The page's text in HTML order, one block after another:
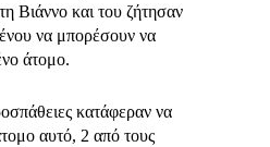
Βιάννο και του ζήτησαν
να μπορέσουν να
άτομο.
κατάφεραν να
αυτό, 2 από τους